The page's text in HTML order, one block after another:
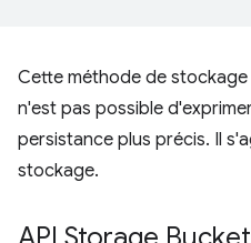
Cette méthode de
n'est pas possible
persistance plus précis. Il
stockage.